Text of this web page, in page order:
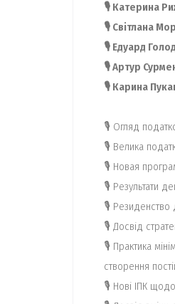
🎙 Катерина
🎙 Світлана
🎙 Едуард
🎙 Артур
🎙 Карина
🎙 Огляд
🎙 Велика
🎙 Новая
🎙 Результати
🎙 Резиденство
🎙 Досвід
🎙 Практика
створення
🎙 Нові ІПК щодо